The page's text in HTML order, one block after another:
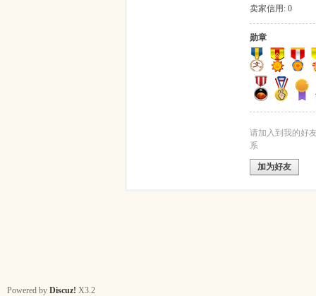
卖家信用: 0
勋章
请加入到我的好
系
加为好友
Powered by Discuz! X3.2